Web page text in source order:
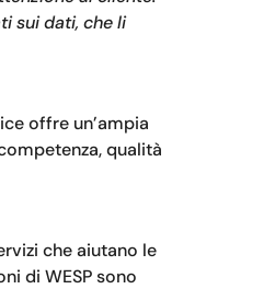
sui dati, che li
offre un’ampia
qualità
che aiutano le
di WESP sono